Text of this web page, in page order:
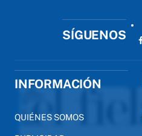
SÍGUENOS
INFORMACIÓN
QUIÉNES SOMOS